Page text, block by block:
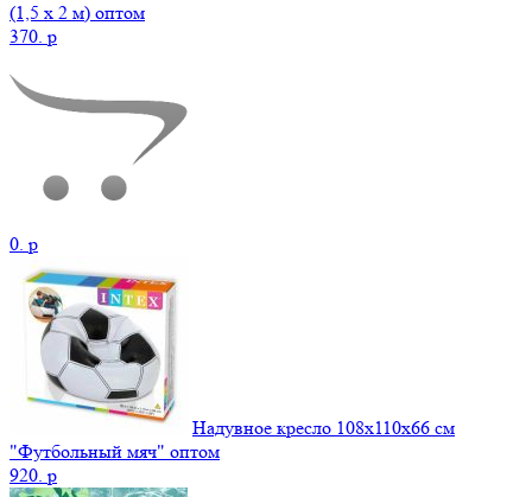
(1,5 х 2 м) оптом
370. p
0. p
Надувное кресло 108х110х66 см
"Футбольный мяч" оптом
920. p